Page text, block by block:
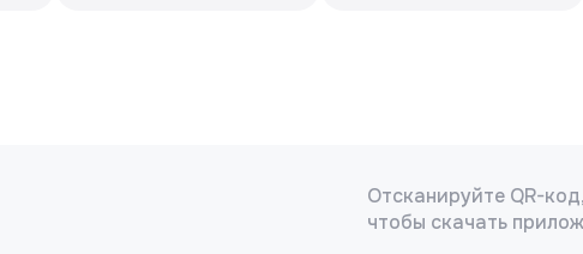
Отсканируйте QR-код,
чтобы скачать